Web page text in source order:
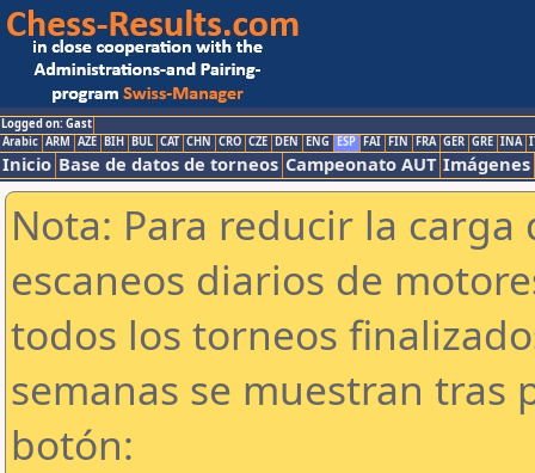
Logged on: Gast
Arabic ARM AZE BIH BUL CAT CHN CRO CZE DEN ENG ESP FAI FIN FRA GER GRE INA
Inicio Base de datos de torneos Campeonato AUT Imágenes
Nota: Para reducir la
escaneos diarios de
todos los torneos
semanas se muestran tras
botón: